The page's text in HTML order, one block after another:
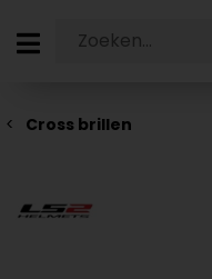
Cross brillen